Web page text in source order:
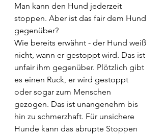
Man kann den Hund jederzeit
stoppen. Aber ist das fair dem Hund
gegenüber?
Wie bereits erwähnt - der Hund weiß
nicht, wann er gestoppt wird. Das ist
unfair ihm gegenüber. Plötzlich gibt
es einen Ruck, er wird gestoppt
oder sogar zum Menschen
gezogen. Das ist unangenehm bis
hin zu schmerzhaft. Für unsichere
Hunde kann das abrupte Stoppen